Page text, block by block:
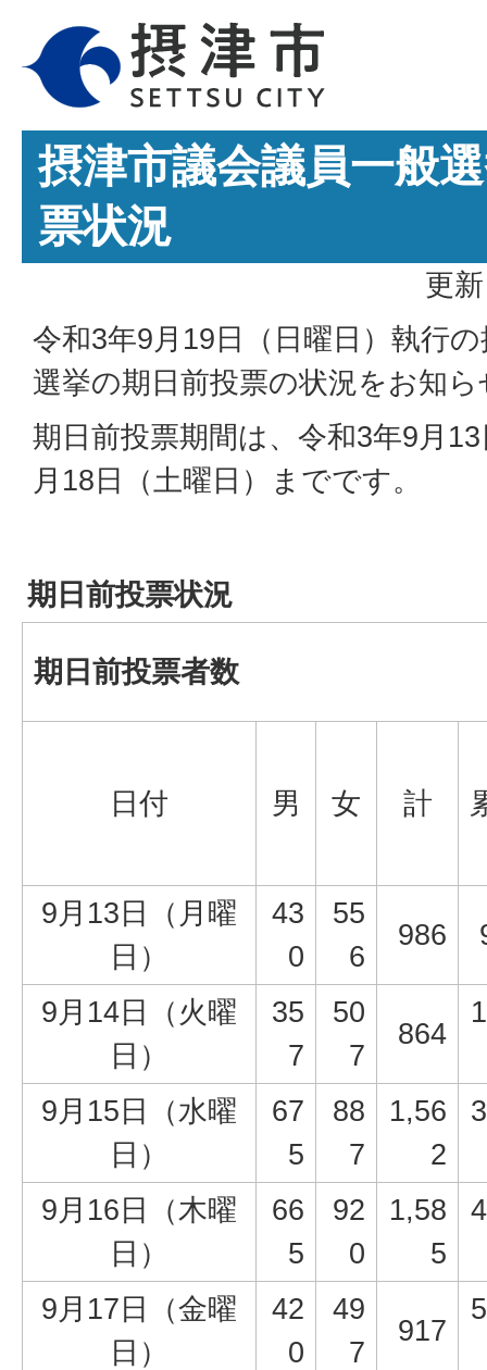
摂津市議会議員一般
票状況
更
令和3年9月19日（日曜日）執行
選挙の期日前投票の状況をお知
期日前投票期間は、令和3年9月
月18日（土曜日）までです。
期日前投票状況
期日前投票者数
日付 男 女 計
9月13日（月曜
日）
43
0
55
6
986
9月14日（火曜
日）
35
7
50
7
864
9月15日（水曜
日）
67
5
88
7
1,56
2
9月16日（木曜
日）
66
5
92
0
1,58
5
9月17日（金曜
日）
42
0
49
7
917